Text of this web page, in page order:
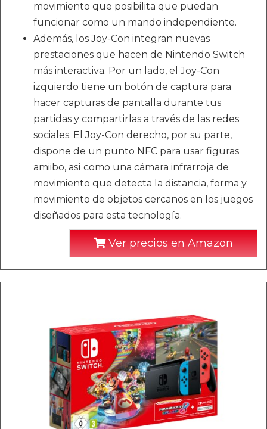
movimiento que posibilita que puedan
funcionar como un mando independiente.
Además, los Joy-Con integran nuevas
prestaciones que hacen de Nintendo Switch
más interactiva. Por un lado, el Joy-Con
izquierdo tiene un botón de captura para
hacer capturas de pantalla durante tus
partidas y compartirlas a través de las redes
sociales. El Joy-Con derecho, por su parte,
dispone de un punto NFC para usar figuras
amiibo, así como una cámara infrarroja de
movimiento que detecta la distancia, forma y
movimiento de objetos cercanos en los juegos
diseñados para esta tecnología.
Ver precios en Amazon